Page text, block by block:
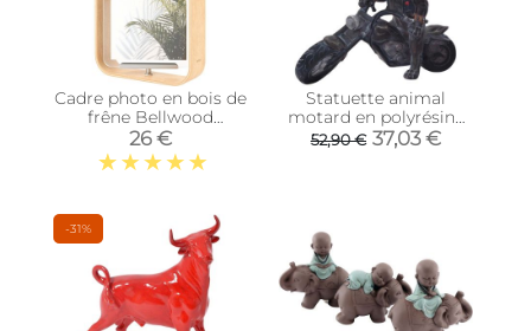
Cadre photo en bois de
frêne Bellwood
(Naturel)
26 €
Statuette animal
motard en polyrésine
(Chien)
52,90 € 37,03 €
-31%